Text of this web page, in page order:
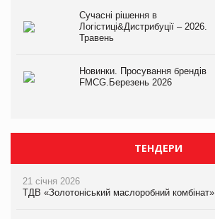
Сучасні рішення в
Логістиці&Дистрибуції – 2026.
Травень
Новинки. Просування брендів
FMCG.Березень 2026
ТЕНДЕРИ
21 січня 2026
ТДВ «Золотоніський маслоробний комбінат»